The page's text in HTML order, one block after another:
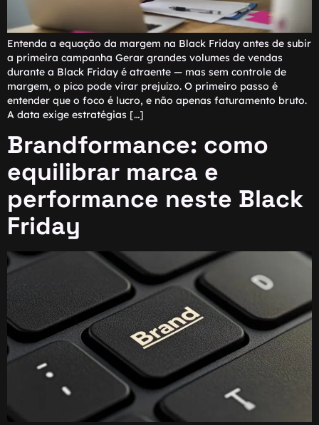
Entenda a equação da margem na Black Friday antes de subir
a primeira campanha Gerar grandes volumes de vendas
durante a Black Friday é atraente — mas sem controle de
margem, o pico pode virar prejuízo. O primeiro passo é
entender que o foco é lucro, e não apenas faturamento bruto.
A data exige estratégias […]
Brandformance: como
equilibrar marca e
performance neste Black
Friday